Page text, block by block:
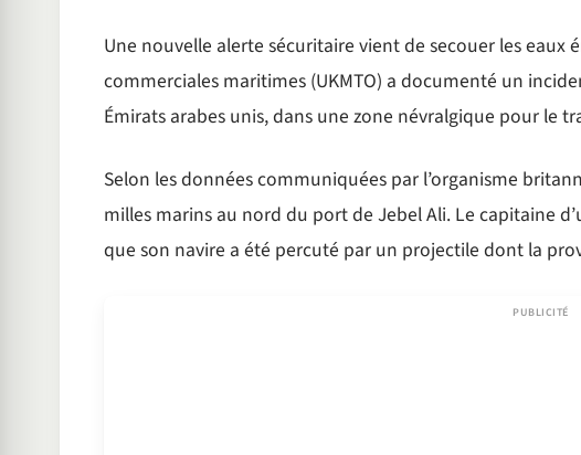
Une nouvelle alerte sécuritaire vient de secouer les
commerciales maritimes (UKMTO) a documenté un
Émirats arabes unis, dans une zone névralgique pour le
Selon les données communiquées par l’organisme
milles marins au nord du port de Jebel Ali. Le capitaine
que son navire a été percuté par un projectile dont la